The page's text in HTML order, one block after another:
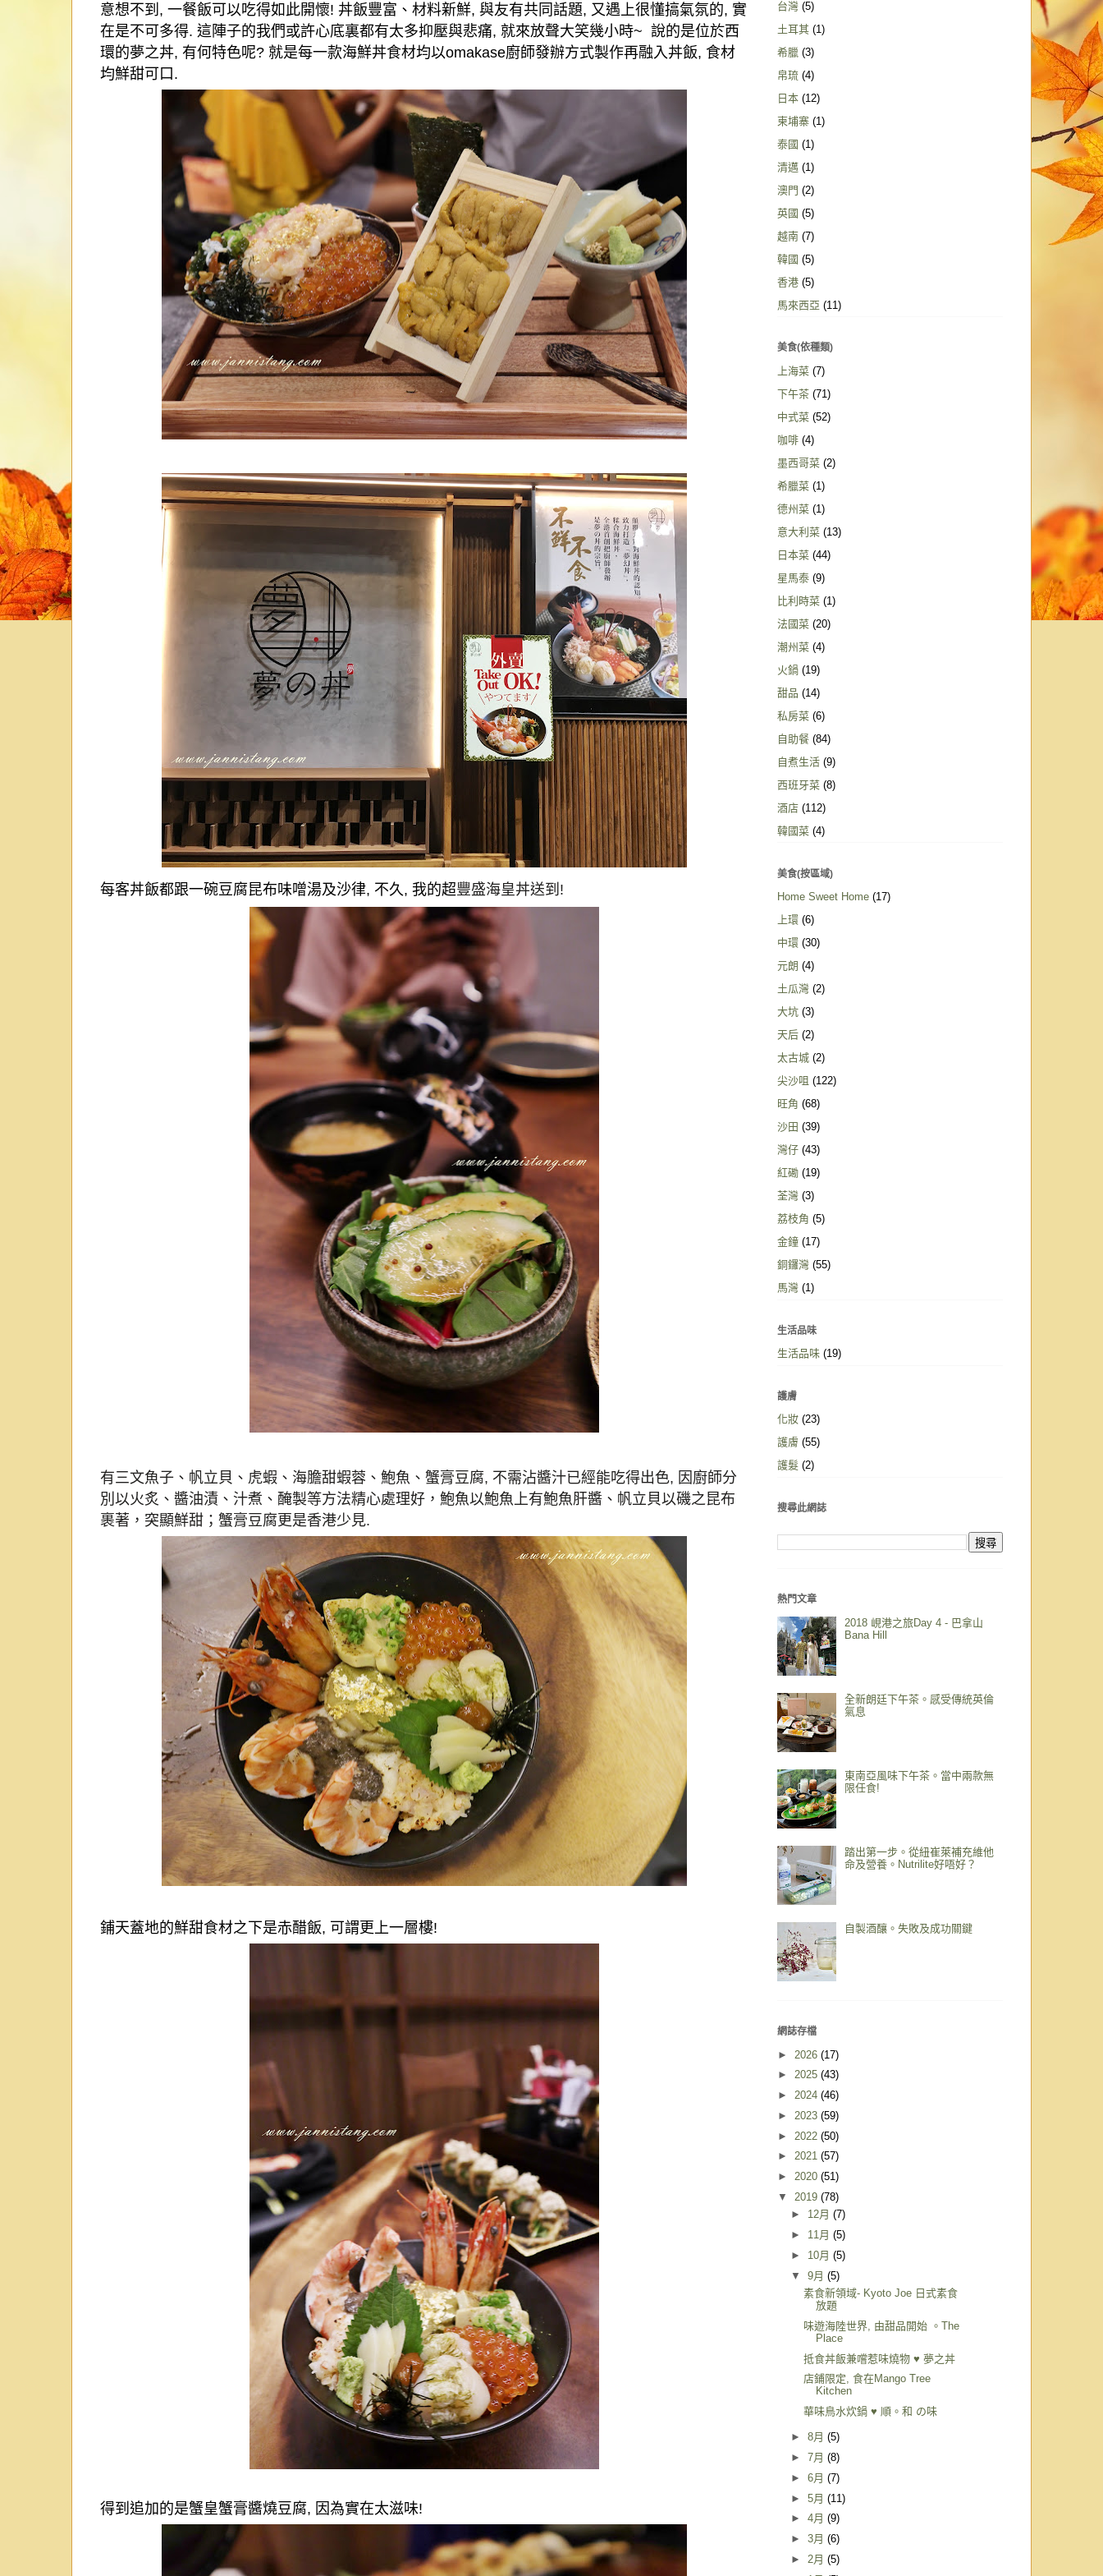
意想不到 , 一餐飯可以吃得如此開懷! 丼飯豐富、材料新鮮, 與友有共同話題, 又遇上很懂搞氣氛的, 實
在是不可多得. 這陣子的我們或許心底裏都有太多抑壓與悲痛, 就來放聲大笑幾小時~ 說的是位於西
環的夢之丼, 有何特色呢? 就是每一款海鮮丼食材均以omakase廚師發辦方式製作再融入丼飯, 食材
均鮮甜可口 .
每客丼飯都跟一碗豆腐昆布味噌湯及沙律, 不久 , 我的超豐盛海皇丼送到 !
有三文魚子、帆立貝、虎蝦、海膽甜蝦蓉、鮑魚、蟹膏豆腐, 不需沾醬汁已經能吃得出色, 因 廚師分
別以火炙、醬油漬、汁煮、醃製等方法精心處理好，鮑魚以鮑魚上有鮑魚肝醬、帆立貝以磯之昆布
裹著，突顯鮮甜；蟹膏豆腐更是香港少見.
鋪天蓋地的鮮甜食材之下是赤醋飯, 可謂更上一層樓!
得到追加的是蟹皇蟹膏醬燒豆腐, 因為實在太滋味!
台灣 (5)
土耳其 (1)
希臘 (3)
帛琉 (4)
日本 (12)
柬埔寨 (1)
泰國 (1)
清邁 (1)
澳門 (2)
英國 (5)
越南 (7)
韓國 (5)
香港 (5)
馬來西亞 (11)
美食(依種類)
上海菜 (7)
下午茶 (71)
中式菜 (52)
咖啡 (4)
墨西哥菜 (2)
希臘菜 (1)
德州菜 (1)
意大利菜 (13)
日本菜 (44)
星馬泰 (9)
比利時菜 (1)
法國菜 (20)
潮州菜 (4)
火鍋 (19)
甜品 (14)
私房菜 (6)
自助餐 (84)
自煮生活 (9)
西班牙菜 (8)
酒店 (112)
韓國菜 (4)
美食(按區域)
Home Sweet Home (17)
上環 (6)
中環 (30)
元朗 (4)
土瓜灣 (2)
大坑 (3)
天后 (2)
太古城 (2)
尖沙咀 (122)
旺角 (68)
沙田 (39)
灣仔 (43)
紅磡 (19)
荃灣 (3)
荔枝角 (5)
金鐘 (17)
銅鑼灣 (55)
馬灣 (1)
生活品味
生活品味 (19)
護膚
化妝 (23)
護膚 (55)
護髮 (2)
搜尋此網誌
熱門文章
2018 峴港之旅Day 4 - 巴拿山
Bana Hill
全新朗廷下午茶。感受傳統英倫
氣息
東南亞風味下午茶。當中兩款無
限任食!
踏出第一步。從紐崔萊補充維他
命及營養。Nutrilite好唔好？
自製酒釀。失敗及成功關鍵
網誌存檔
► 2026 (17)
► 2025 (43)
► 2024 (46)
► 2023 (59)
► 2022 (50)
► 2021 (57)
► 2020 (51)
▼ 2019 (78)
► 12月 (7)
► 11月 (5)
► 10月 (5)
▼ 9月 (5)
素食新領域- Kyoto Joe 日式素食
放題
味遊海陸世界, 由甜品開始 。The
Place
抵食丼飯兼嚐惹味燒物 ♥ 夢之丼
店鋪限定, 食在Mango Tree
Kitchen
華味鳥水炊鍋 ♥ 順。和 の味
► 8月 (5)
► 7月 (8)
► 6月 (7)
► 5月 (11)
► 4月 (9)
► 3月 (6)
► 2月 (5)